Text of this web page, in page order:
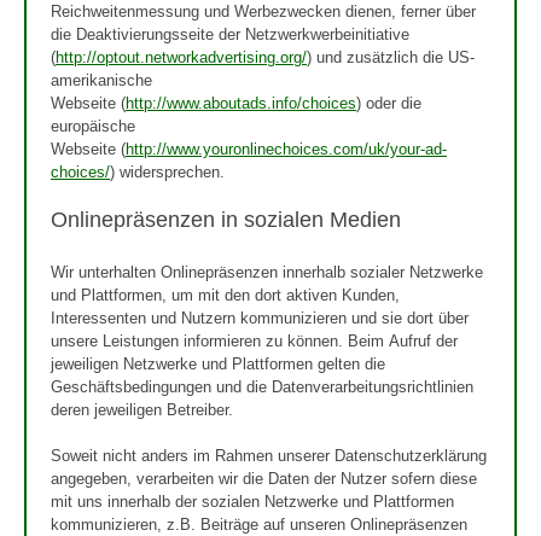
Reichweitenmessung und Werbezwecken dienen, ferner über
die Deaktivierungsseite der Netzwerkwerbeinitiative
(http://optout.networkadvertising.org/) und zusätzlich die US-
amerikanische
Webseite (http://www.aboutads.info/choices) oder die
europäische
Webseite (http://www.youronlinechoices.com/uk/your-ad-
choices/) widersprechen.
Onlinepräsenzen in sozialen Medien
Wir unterhalten Onlinepräsenzen innerhalb sozialer Netzwerke
und Plattformen, um mit den dort aktiven Kunden,
Interessenten und Nutzern kommunizieren und sie dort über
unsere Leistungen informieren zu können. Beim Aufruf der
jeweiligen Netzwerke und Plattformen gelten die
Geschäftsbedingungen und die Datenverarbeitungsrichtlinien
deren jeweiligen Betreiber.
Soweit nicht anders im Rahmen unserer Datenschutzerklärung
angegeben, verarbeiten wir die Daten der Nutzer sofern diese
mit uns innerhalb der sozialen Netzwerke und Plattformen
kommunizieren, z.B. Beiträge auf unseren Onlinepräsenzen